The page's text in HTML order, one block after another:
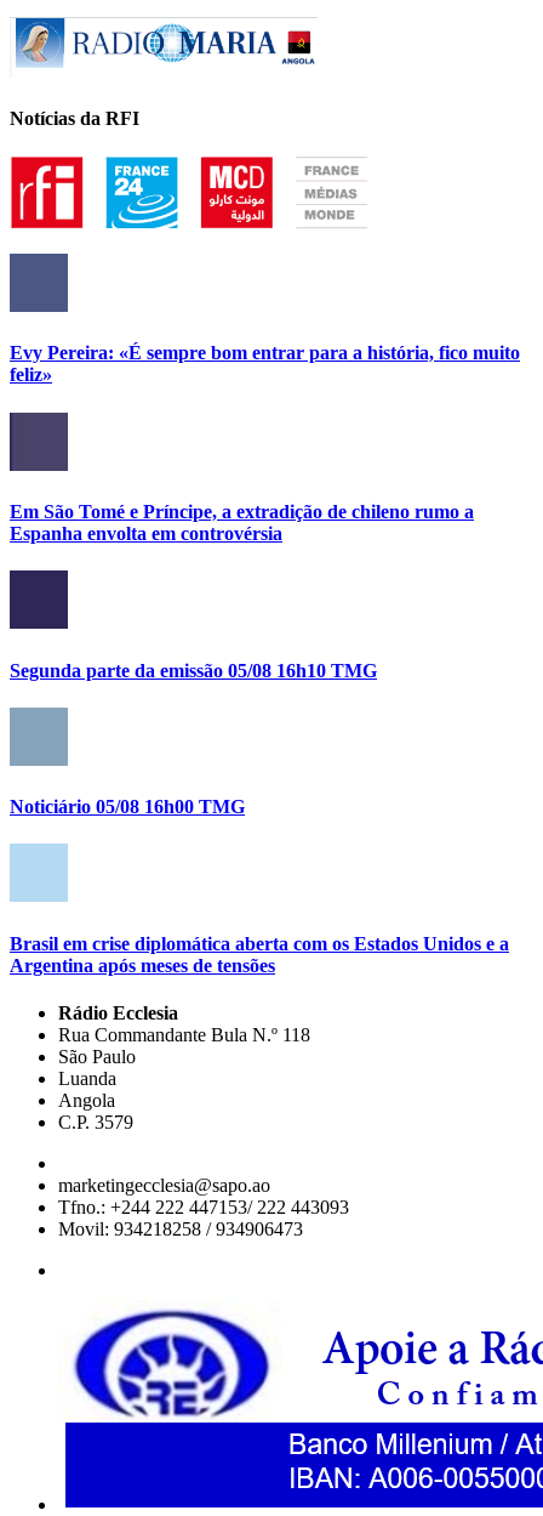
Notícias da RFI
Evy Pereira: «É sempre bom entrar para a história, fico muito
feliz»
Em São Tomé e Príncipe, a extradição de chileno rumo a
Espanha envolta em controvérsia
Segunda parte da emissão 05/08 16h10 TMG
Noticiário 05/08 16h00 TMG
Brasil em crise diplomática aberta com os Estados Unidos e a
Argentina após meses de tensões
Rádio Ecclesia
Rua Commandante Bula N.º 118
São Paulo
Luanda
Angola
C.P. 3579
marketingecclesia@sapo.ao
Tfno.: +244 222 447153/ 222 443093
Movil: 934218258 / 934906473